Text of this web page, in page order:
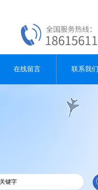
在线留言 联系我们